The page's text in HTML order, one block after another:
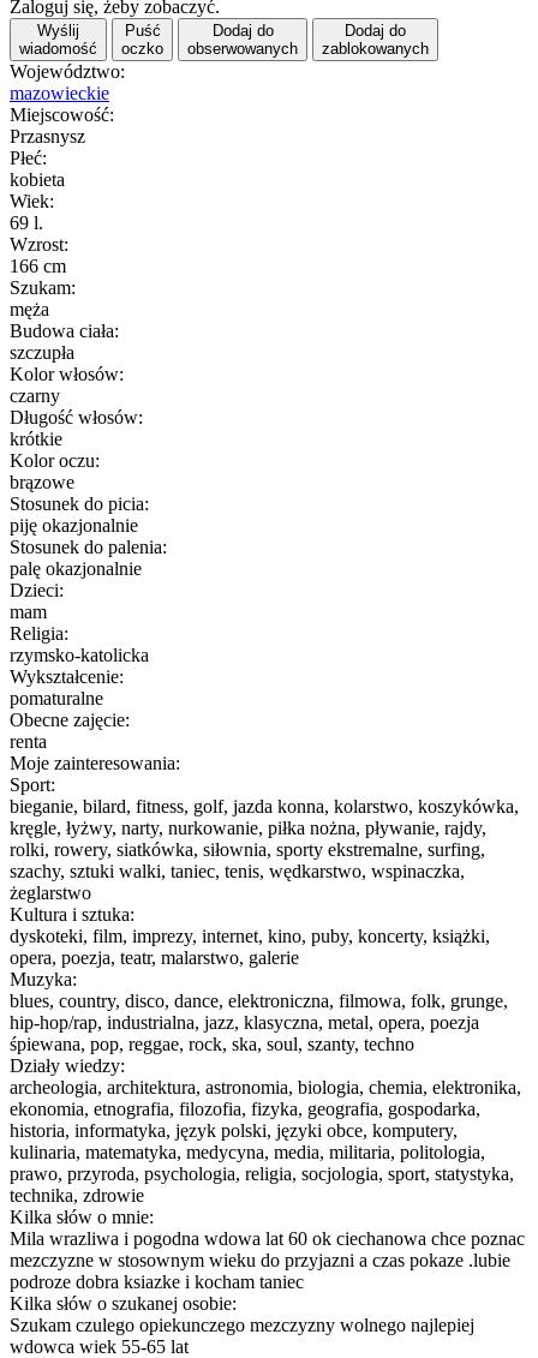
Zaloguj się, żeby zobaczyć.
Wyślij
wiadomość
Puść
oczko
Dodaj do
obserwowanych
Dodaj do
zablokowanych
Województwo:
mazowieckie
Miejscowość:
Przasnysz
Płeć:
kobieta
Wiek:
69 l.
Wzrost:
166 cm
Szukam:
męża
Budowa ciała:
szczupła
Kolor włosów:
czarny
Długość włosów:
krótkie
Kolor oczu:
brązowe
Stosunek do picia:
piję okazjonalnie
Stosunek do palenia:
palę okazjonalnie
Dzieci:
mam
Religia:
rzymsko-katolicka
Wykształcenie:
pomaturalne
Obecne zajęcie:
renta
Moje zainteresowania:
Sport:
bieganie, bilard, fitness, golf, jazda konna, kolarstwo, koszykówka,
kręgle, łyżwy, narty, nurkowanie, piłka nożna, pływanie, rajdy,
rolki, rowery, siatkówka, siłownia, sporty ekstremalne, surfing,
szachy, sztuki walki, taniec, tenis, wędkarstwo, wspinaczka,
żeglarstwo
Kultura i sztuka:
dyskoteki, film, imprezy, internet, kino, puby, koncerty, książki,
opera, poezja, teatr, malarstwo, galerie
Muzyka:
blues, country, disco, dance, elektroniczna, filmowa, folk, grunge,
hip-hop/rap, industrialna, jazz, klasyczna, metal, opera, poezja
śpiewana, pop, reggae, rock, ska, soul, szanty, techno
Działy wiedzy:
archeologia, architektura, astronomia, biologia, chemia, elektronika,
ekonomia, etnografia, filozofia, fizyka, geografia, gospodarka,
historia, informatyka, język polski, języki obce, komputery,
kulinaria, matematyka, medycyna, media, militaria, politologia,
prawo, przyroda, psychologia, religia, socjologia, sport, statystyka,
technika, zdrowie
Kilka słów o mnie:
Mila wrazliwa i pogodna wdowa lat 60 ok ciechanowa chce poznac
mezczyzne w stosownym wieku do przyjazni a czas pokaze .lubie
podroze dobra ksiazke i kocham taniec
Kilka słów o szukanej osobie:
Szukam czulego opiekunczego mezczyzny wolnego najlepiej
wdowca wiek 55-65 lat